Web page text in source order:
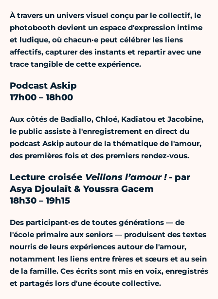
À travers un univers visuel conçu par le collectif, le
photobooth devient un espace d'expression intime
et ludique, où chacun·e peut célébrer les liens
affectifs, capturer des instants et repartir avec une
trace tangible de cette expérience.
Podcast Askip
17h00 – 18h00
Aux côtés de Badiallo, Chloé, Kadiatou et Jacobine,
le public assiste à l'enregistrement en direct du
podcast Askip autour de la thématique de l'amour,
des premières fois et des premiers rendez-vous.
Lecture croisée Veillons l’amour !- par
Asya Djoulaït & Youssra Gacem
18h30 – 19h15
Des participant·es de toutes générations — de
l'école primaire aux seniors — produisent des textes
nourris de leurs expériences autour de l'amour,
notamment les liens entre frères et sœurs et au sein
de la famille. Ces écrits sont mis en voix, enregistrés
et partagés lors d'une écoute collective.